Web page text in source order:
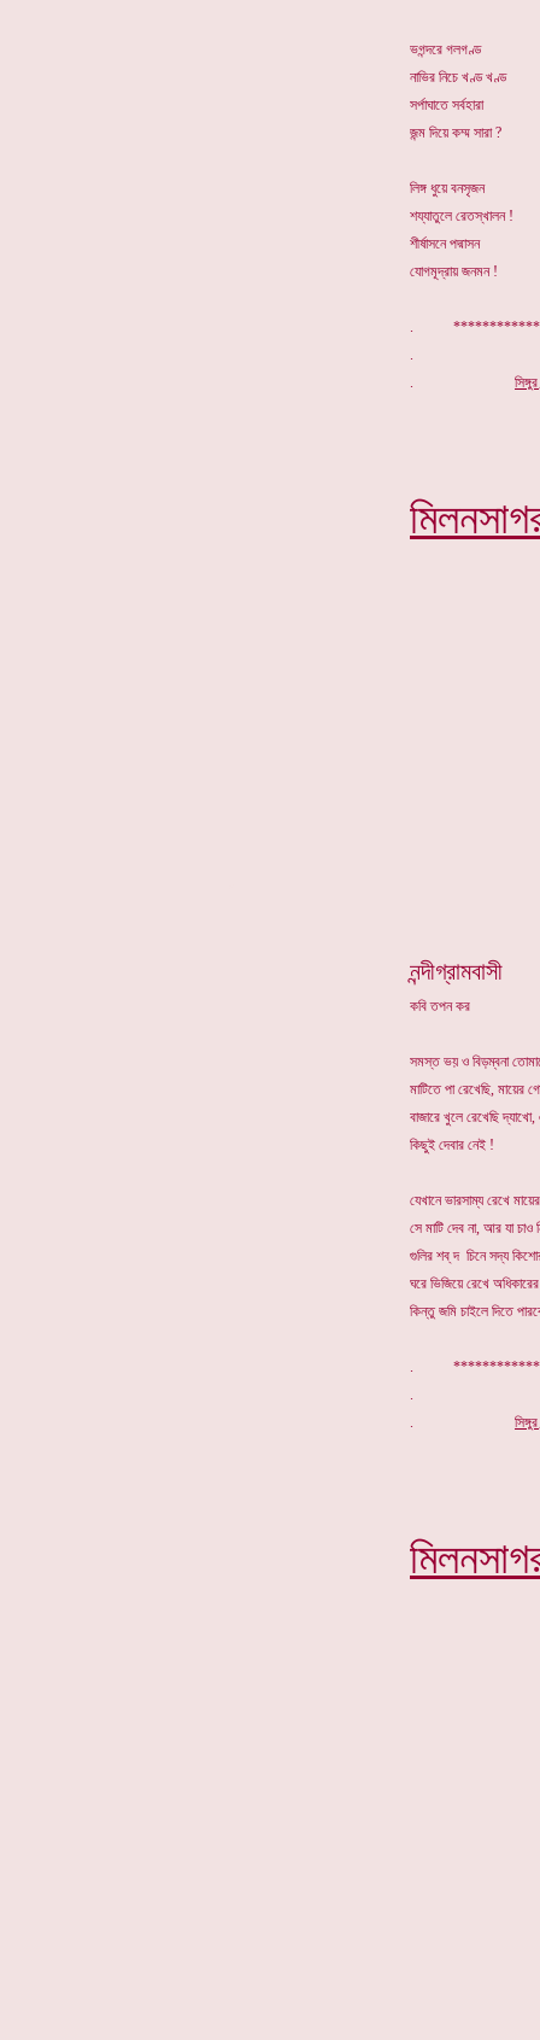
ভগন্দরে গলগণ্ড
নাভির নিচে খণ্ড খণ্ড
সর্পাঘাতে সর্বহারা
জন্ম দিয়ে কম্ম সারা ?
লিঙ্গ ধুয়ে বনসৃজন
শয্যাতুলে রেতস্খালন !
শীর্ষাসনে পদ্মাসন
যোগমূদ্রায় জনমন !
.
.
নন্দীগ্রামবাসী
কবি তপন কর
সমস্ত ভয় ও বিড়ম্বনা
মাটিতে পা রেখেছি, মায়ের
বাজারে খুলে রেখেছি
কিছুই দেবার নেই !
যেখানে ভারসাম্য রেখে
সে মাটি দেব না, আর যা চাও
গুলির শব্ দ চিনে সদ্য কিশোর
ঘরে ভিজিয়ে রেখে
কিন্তু জমি চাইলে দিতে
.
.